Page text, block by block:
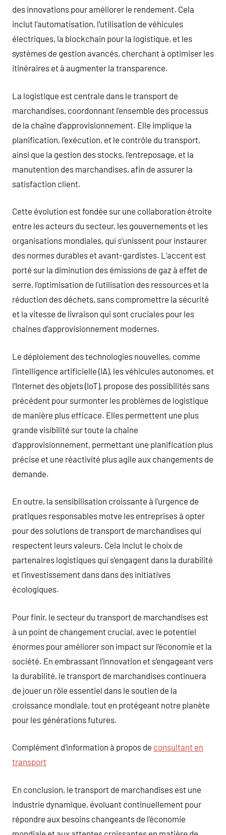
des innovations pour améliorer le rendement. Cela
inclut l’automatisation, l’utilisation de véhicules
électriques, la blockchain pour la logistique, et les
systèmes de gestion avancés, cherchant à optimiser les
itinéraires et à augmenter la transparence.
La logistique est centrale dans le transport de
marchandises, coordonnant l’ensemble des processus
de la chaîne d’approvisionnement. Elle implique la
planification, l’exécution, et le contrôle du transport,
ainsi que la gestion des stocks, l’entreposage, et la
manutention des marchandises, afin de assurer la
satisfaction client.
Cette évolution est fondée sur une collaboration étroite
entre les acteurs du secteur, les gouvernements et les
organisations mondiales, qui s’unissent pour instaurer
des normes durables et avant-gardistes. L’accent est
porté sur la diminution des émissions de gaz à effet de
serre, l’optimisation de l’utilisation des ressources et la
réduction des déchets, sans compromettre la sécurité
et la vitesse de livraison qui sont cruciales pour les
chaînes d’approvisionnement modernes.
Le déploiement des technologies nouvelles, comme
l’intelligence artificielle (IA), les véhicules autonomes, et
l’Internet des objets (IoT), propose des possibilités sans
précédent pour surmonter les problèmes de logistique
de manière plus efficace. Elles permettent une plus
grande visibilité sur toute la chaîne
d’approvisionnement, permettant une planification plus
précise et une réactivité plus agile aux changements de
demande.
En outre, la sensibilisation croissante à l’urgence de
pratiques responsables motve les entreprises à opter
pour des solutions de transport de marchandises qui
respectent leurs valeurs. Cela inclut le choix de
partenaires logistiques qui s’engagent dans la durabilité
et l’investissement dans dans des initiatives
écologiques.
Pour finir, le secteur du transport de marchandises est
à un point de changement crucial, avec le potentiel
énormes pour améliorer son impact sur l’économie et la
société. En embrassant l’innovation et s’engageant vers
la durabilité, le transport de marchandises continuera
de jouer un rôle essentiel dans le soutien de la
croissance mondiale, tout en protégeant notre planète
pour les générations futures.
Complément d’information à propos de consultant en
transport
En conclusion, le transport de marchandises est une
industrie dynamique, évoluant continuellement pour
répondre aux besoins changeants de l’économie